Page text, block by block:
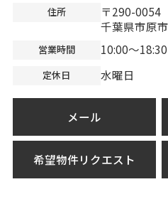
住所
〒290-0054
千葉県市原
営業時間 10:00～18:30
定休日 水曜日
メール
希望物件リクエスト